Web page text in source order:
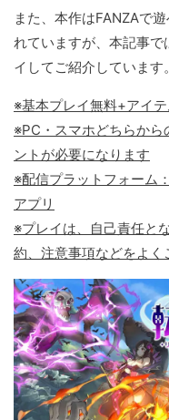
また、本作はFANZAで
れていますが、本記事
イしてご紹介しています。
※基本プレイ無料+アイテ
※PC・スマホどちらか
ントが必要になります
※配信プラットフォーム
アプリ
※プレイは、自己責任と
約、注意事項などをよく